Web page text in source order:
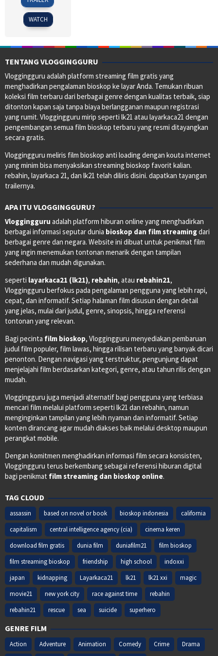
Feb
2014
Collet-
Serra
WATCH
TENTANG VLOGGINGGURU
Vloggingguru adalah platform streaming film gratis yang
menghadirkan pengalaman bioskop ke layar Anda. Temukan ribuan
koleksi film terbaru dari berbagai genre dengan kualitas terbaik, siap
ditonton kapan saja tanpa biaya berlangganan maupun registrasi
yang rumit. Vloggingguru mirip seperti lk21 atau layarkaca21 dengan
pengembangan semua film bioskop terbaru yang resmi ditayangkan
secara gratis.
Vloggingguru meliris film bioskop anti loading dengan kouta internet
yang minim bisa menyaksikan streaming bioskop favorit kalian.
rebahin, layarkaca 21, dan lk21 telah diliris disini. dapatkan tayangan
trailernya.
APA ITU VLOGGINGGURU?
Vloggingguru adalah platform hiburan online yang menghadirkan
berbagai informasi seputar dunia bioskop dan film streamingdari
berbagai genre dan negara. Website ini dibuat untuk penikmat film
yang ingin menemukan tontonan menarik dengan tampilan
sederhana dan mudah digunakan.
seperti layarkaca21 (lk21), rebahin, atau rebahin21,
Vloggingguru berfokus pada pengalaman pengguna yang lebih rapi,
cepat, dan informatif. Setiap halaman film disusun dengan detail
yang jelas, mulai dari judul, genre, sinopsis, hingga referensi
tontonan yang relevan.
Bagi pecinta film bioskop, Vloggingguru menyediakan pembaruan
judul film populer, film lawas, hingga rilisan terbaru yang banyak dicari
penonton. Dengan navigasi yang terstruktur, pengunjung dapat
menjelajahi film berdasarkan kategori, genre, atau tahun rilis dengan
mudah.
Vloggingguru juga menjadi alternatif bagi pengguna yang terbiasa
mencari film melalui platform seperti lk21 dan rebahin, namun
menginginkan tampilan yang lebih nyaman dan informatif. Setiap
konten dirancang agar mudah diakses baik melalui desktop maupun
perangkat mobile.
Dengan komitmen menghadirkan informasi film secara konsisten,
Vloggingguru terus berkembang sebagai referensi hiburan digital
bagi penikmat film streaming dan bioskop online.
TAG CLOUD
assassin based on novel or book bioskop indonesia
california
capitalism
central intelligence agency (cia)
cinema keren
download film gratis
dunia film duniafilm21
film bioskop
film streaming bioskop
friendship high school
indoxxi
japan
kidnapping Layarkaca21 lk21 lk21 xxi
magic
movie21
new york city race against time
rebahin
rebahin21
rescue sea suicide superhero
GENRE FILM
Action Adventure Animation Comedy Crime
Drama